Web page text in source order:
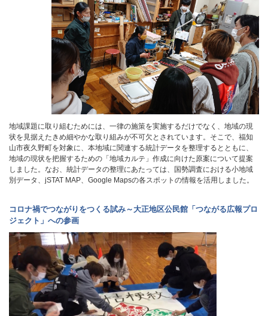
地域課題に取り組むためには、一律の施策を実施するだけでなく、地域の現
状を見据えたきめ細やかな取り組みが不可欠とされています。そこで、福知
山市夜久野町を対象に、本地域に関連する統計データを整理するとともに、
地域の現状を把握するための「地域カルテ」作成に向けた原案について提案
しました。なお、統計データの整理にあたっては、国勢調査における小地域
別データ、jSTAT MAP、Google Mapsの各スポットの情報を活用しました。
コロナ禍でつながりをつくる試み～大正地区公民館「つながる広報プロ
ジェクト」への参画